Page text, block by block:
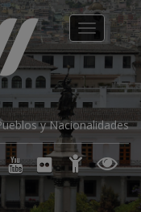
y Nacionalidades
Toggle